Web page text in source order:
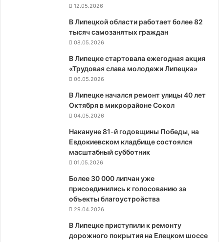
12.05.2026
В Липецкой области работает более 82
тысяч самозанятых граждан
08.05.2026
В Липецке стартовала ежегодная акция
«Трудовая слава молодежи Липецка»
06.05.2026
В Липецке начался ремонт улицы 40 лет
Октября в микрорайоне Сокол
04.05.2026
Накануне 81-й годовщины Победы, на
Евдокиевском кладбище состоялся
масштабный субботник
01.05.2026
Более 30 000 липчан уже
присоединились к голосованию за
объекты благоустройства
29.04.2026
В Липецке приступили к ремонту
дорожного покрытия на Елецком шоссе